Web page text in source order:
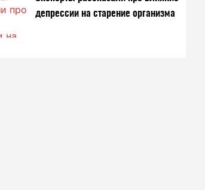
депрессии на старение организма